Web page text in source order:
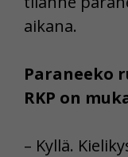
aikana.
Paraneeko
RKP on
– Kyllä.